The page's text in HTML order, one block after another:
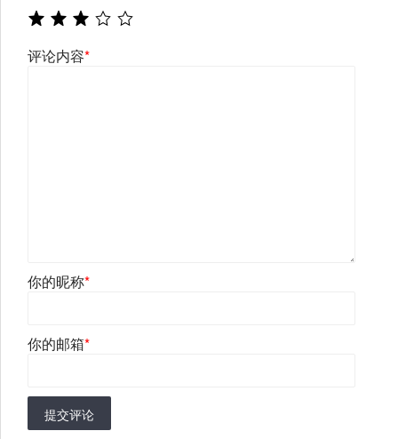
评论内容*
你的昵称*
你的邮箱*
提交评论